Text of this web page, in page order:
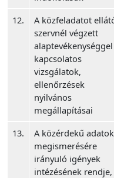
12.
A közfeladatot
szervnél végzett
alaptevékenységgel
kapcsolatos
vizsgálatok,
ellenőrzések
nyilvános
megállapításai
13.
A közérdekű adatok
megismerésére
irányuló igények
intézésének rendje,